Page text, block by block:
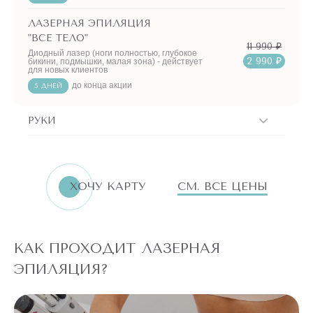
ЛАЗЕРНАЯ ЭПИЛЯЦИЯ
"ВСЕ ТЕЛО"
Диодный лазер (ноги полностью, глубокое
бикини, подмышки, малая зона) - действует
для новых клиентов
5 ДНЕЙ до конца акции
11 990 ₽
2 990 ₽
РУКИ
Реклама. ООО
«Бьютилогия»
ERID:LjN8K4L1t
ПО
ЛАЗЕРНАЯ
ЭПИЛЯЦИЯ ЛЮБОЙ
ЗОНЫ НА
ХОЧУ КАРТУ СМ. ВСЕ ЦЕНЫ
КАК ПРОХОДИТ ЛАЗЕРНАЯ
ЭПИЛЯЦИЯ?